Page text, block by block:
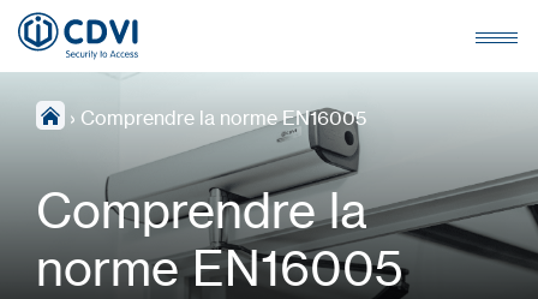
› Comprendre la norme EN16005
Comprendre la
norme EN16005